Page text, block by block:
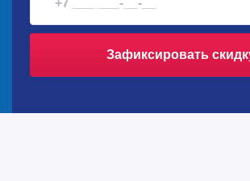
Зафиксировать